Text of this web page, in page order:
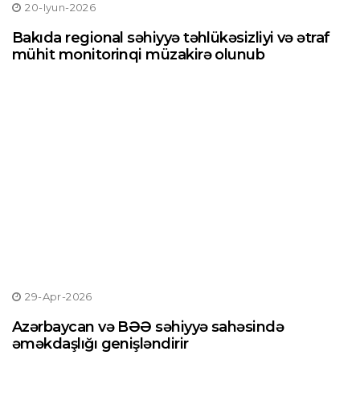
20-Iyun-2026
Bakıda regional səhiyyə təhlükəsizliyi və ətraf
mühit monitorinqi müzakirə olunub
29-Apr-2026
Azərbaycan və BƏƏ səhiyyə sahəsində
əməkdaşlığı genişləndirir